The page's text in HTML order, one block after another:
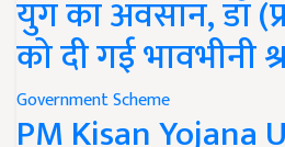
युग का अवसान, डॉ
को दी गई भावभीनी
Government Scheme
PM Kisan Yojana